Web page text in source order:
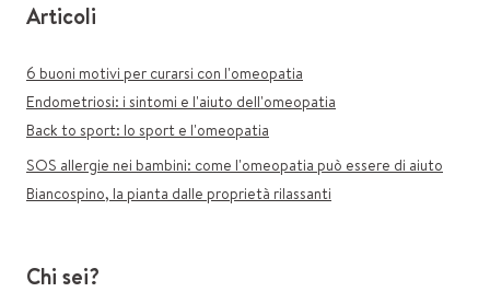
Articoli
6 buoni motivi per curarsi con l'omeopatia
Endometriosi: i sintomi e l'aiuto dell'omeopatia
Back to sport: lo sport e l'omeopatia
SOS allergie nei bambini: come l'omeopatia può essere di aiuto
Biancospino, la pianta dalle proprietà rilassanti
Chi sei?